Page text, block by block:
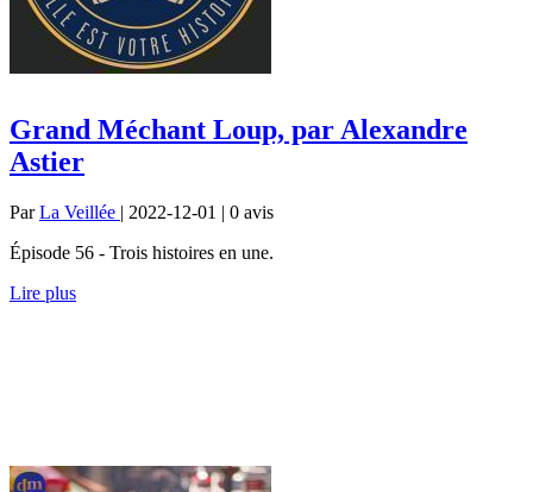
Grand Méchant Loup, par Alexandre
Astier
ParLa Veillée | 2022-12-01 | 0 avis
Épisode 56 - Trois histoires en une.
Lire plus